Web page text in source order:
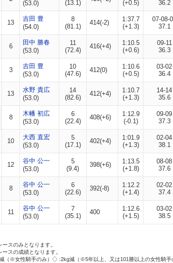
(53.0) (13.1) (+0.5) 36.2
13
吉田 豊
(54.0)
8
(81.1)
414(-2)
1:37.7
(+1.3)
07-08-
37.1
6
田中 勝春
(53.0)
11
(72.4)
416(+4)
1:10.5
(+0.6)
09-11
36.3
3
吉田 豊
(53.0)
10
(47.6)
412(0)
1:10.6
(+0.5)
03-02
36.4
13
水野 貴広
(53.0)
14
(82.6)
412(+4)
1:10.7
(+1.3)
14-14
35.6
8
木幡 初広
(53.0)
6
(22.4)
408(+6)
1:12.9
(-0.1)
09-09
37.3
10
大西 直宏
(53.0)
5
(17.1)
402(+4)
1:01.9
(+1.3)
02-04
38.1
12
谷中 公一
(53.0)
5
(9.4)
398(+6)
1:13.5
(+1.8)
08-08
37.6
8
谷中 公一
(53.0)
6
(22.6)
392(-8)
1:12.2
(+1.4)
02-02
37.4
11
谷中 公一
(53.0)
7
(35.1)
400
1:12.6
(+1.5)
03-02
38.5
スのみとなります。
スの成績となります。
（※女性騎手のみ）
:2kg減（※5年以上、又は101勝以上の女性騎手